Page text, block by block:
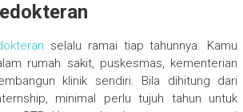
selalu ramai tiap tahunnya. Kamu
rumah sakit, puskesmas, kementerian
klinik sendiri. Bila dihitung dari
minimal perlu tujuh tahun untuk